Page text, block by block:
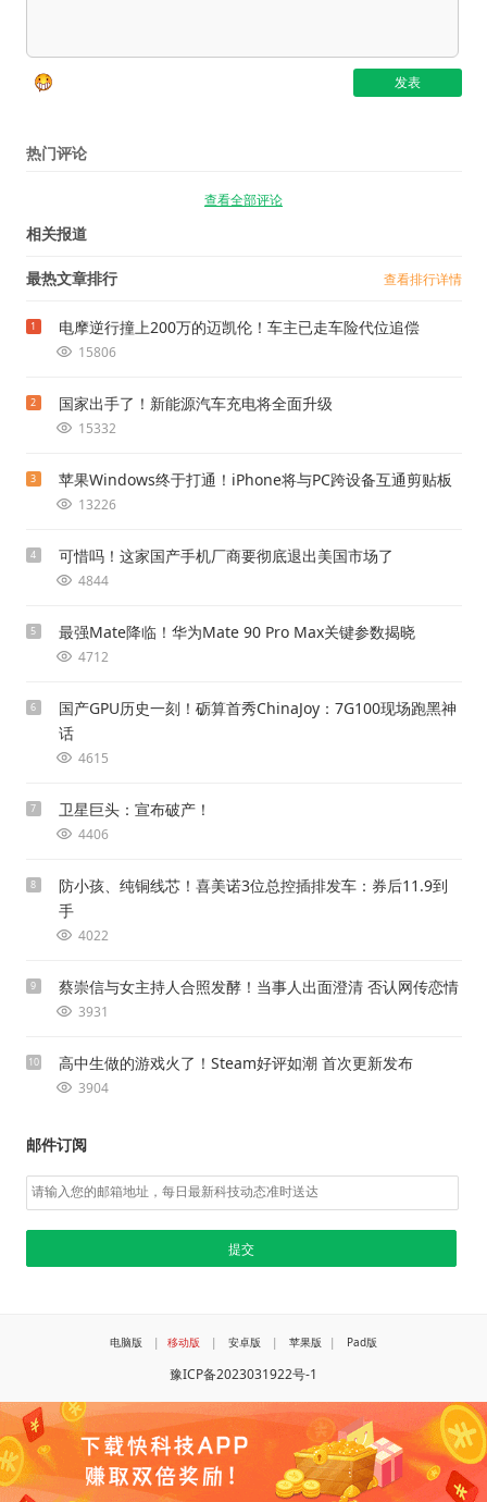
热门评论
查看全部评论
相关报道
最热文章排行 查看排行详情
1 电摩逆行撞上200万的迈凯伦！车主已走车险代位追偿
15806
2 国家出手了！新能源汽车充电将全面升级
15332
3 苹果Windows终于打通！iPhone将与PC跨设备互通剪贴板
13226
4 可惜吗！这家国产手机厂商要彻底退出美国市场了
4844
5 最强Mate降临！华为Mate 90 Pro Max关键参数揭晓
4712
6
国产GPU历史一刻！砺算首秀ChinaJoy：7G100现场跑黑神
话
4615
7 卫星巨头：宣布破产！
4406
8
防小孩、纯铜线芯！喜美诺3位总控插排发车：券后11.9到
手
4022
9 蔡崇信与女主持人合照发酵！当事人出面澄清 否认网传恋情
3931
10 高中生做的游戏火了！Steam好评如潮 首次更新发布
3904
邮件订阅
电脑版 | 移动版 | 安卓版 | 苹果版 | Pad版
豫ICP备2023031922号-1